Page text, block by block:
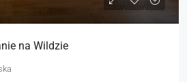
na Wildzie